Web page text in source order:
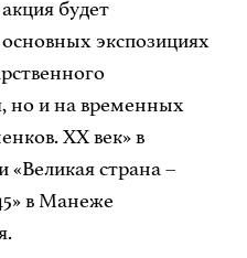
будет
основных экспозициях
но и на временных
ХХ век» в
«Великая страна –
в Манеже